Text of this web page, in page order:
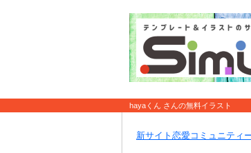
hayaくん さんの無料イラスト
新サイト恋愛コミュニティ